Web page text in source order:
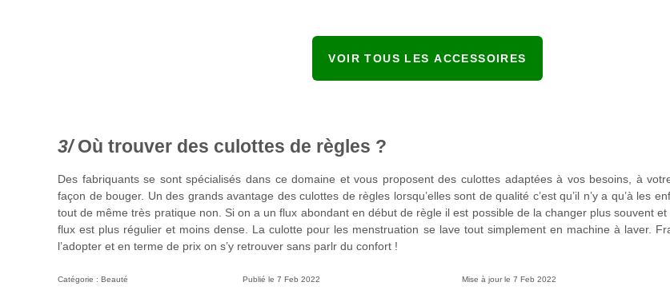
VOIR TOUS LES ACCESSOIRES
Où trouver des culottes de règles ?
Des fabriquants se sont spécialisés dans ce domaine et vous proposent des culottes adaptées à vos besoins, à
façon de bouger. Un des grands avantage des culottes de règles lorsqu’elles sont de qualité c’est qu’il n’y a qu’à les
tout de même très pratique non. Si on a un flux abondant en début de règle il est possible de la changer plus souvent
flux est plus régulier et moins dense. La culotte pour les menstruation se lave tout simplement en machine à laver.
l’adopter et en terme de prix on s’y retrouver sans parlr du confort !
Catégorie : Beauté Publié le 7 Feb 2022 Mise à jour le 7 Feb 2022